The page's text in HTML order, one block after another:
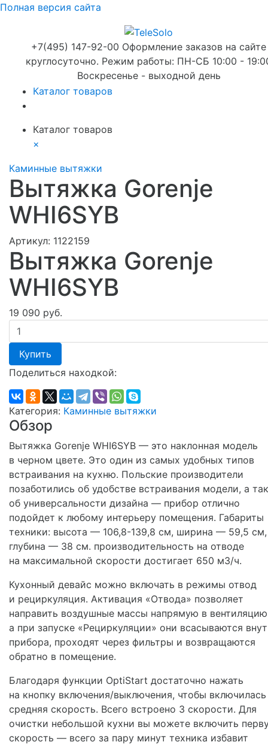
Полная версия сайта
+7(495) 147-92-00 Оформление заказов на сайте
круглосуточно. Режим работы: ПН-СБ 10:00 -
Воскресенье - выходной день
Каталог товаров
Каталог товаров
×
Каминные вытяжки
Вытяжка Gorenje
WHI6SYB
Артикул: 1122159
Вытяжка Gorenje
WHI6SYB
19 090 руб.
Купить
Поделиться находкой:
Категория: Каминные вытяжки
Обзор
Вытяжка Gorenje WHI6SYB — это наклонная модель
в черном цвете. Это один из самых удобных типов
встраивания на кухню. Польские производители
позаботились об удобстве встраивания модели, а
об универсальности дизайна — прибор отлично
подойдет к любому интерьеру помещения. Габариты
техники: высота — 106,8-139,8 см, ширина — 59,5 см,
глубина — 38 см. производительность на отводе
на максимальной скорости достигает 650 м3/ч.
Кухонный девайс можно включать в режимы отвод
и рециркуляция. Активация «Отвода» позволяет
направить воздушные массы напрямую в
а при запуске «Рециркуляции» они всасываются
прибора, проходят через фильтры и возвращаются
обратно в помещение.
Благодаря функции OptiStart достаточно нажать
на кнопку включения/выключения, чтобы включилась
средняя скорость. Всего встроено 3 скорости. Для
очистки небольшой кухни вы можете включить
скорость — всего за пару минут техника избавит